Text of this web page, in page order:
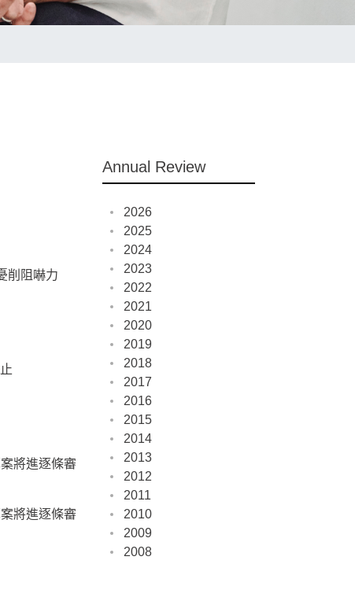
削阻嚇力
將進逐條審
將進逐條審
Annual Review
2026
2025
2024
2023
2022
2021
2020
2019
2018
2017
2016
2015
2014
2013
2012
2011
2010
2009
2008